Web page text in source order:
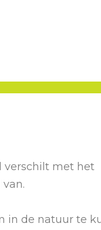
verschilt met het
in de natuur te